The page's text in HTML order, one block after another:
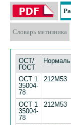
Словарь метизника
ОСТ/
ГОСТ
Нормаль
ОСТ 1
35004-
78
212М53
ОСТ 1
35004-
78
212М53